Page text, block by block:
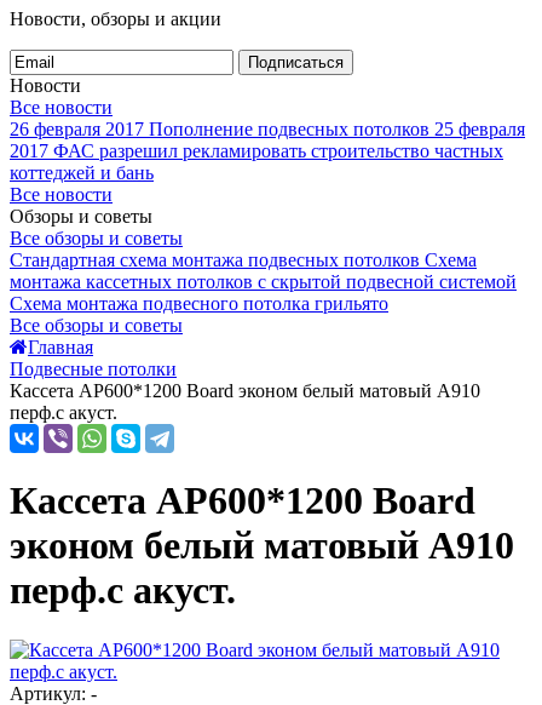
Новости, обзоры и акции
Подписаться
Новости
Все новости
26 февраля 2017 Пополнение подвесных потолков 25 февраля
2017 ФАС разрешил рекламировать строительство частных
коттеджей и бань
Все новости
Обзоры и советы
Все обзоры и советы
Стандартная схема монтажа подвесных потолков Схема
монтажа кассетных потолков с скрытой подвесной системой
Схема монтажа подвесного потолка грильято
Все обзоры и советы
Главная
Подвесные потолки
Кассета AP600*1200 Board эконом белый матовый А910
перф.с акуст.
Кассета AP600*1200 Board
эконом белый матовый А910
перф.с акуст.
Артикул: -